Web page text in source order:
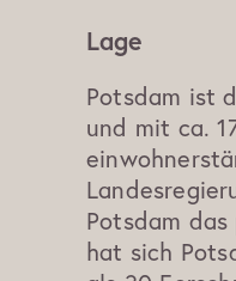
Lage
Potsdam ist
und mit ca.
Potsdam
hat sich